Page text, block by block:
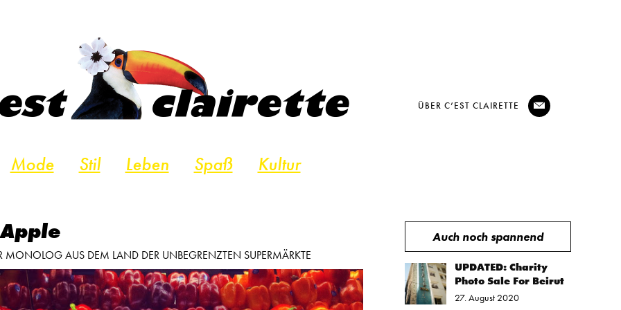
Mode Stil Leben Spaß Kultur
@
ÜBER C’EST CLAIRETTE
MONOLOG AUS DEM LAND DER UNBEGRENZTEN SUPERMÄRKTE
Auch noch spannend
UPDATED: Charity
Photo Sale For Beirut
27. August 2020